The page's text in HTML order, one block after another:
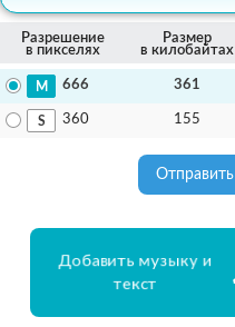
Разрешение
в пикселях
Размер
в килобайтах
666 361
360 155
Отправить
Добавить музыку и
текст